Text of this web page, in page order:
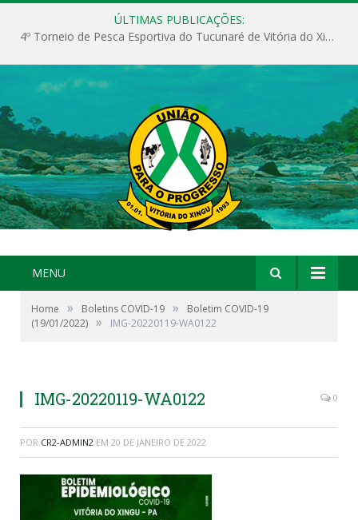
ÚLTIMAS PUBLICAÇÕES:
4º Torneio de Pesca Esportiva do Tucunaré de Vitória do Xingu
MENU
Home » Boletins COVID-19 »
Boletim COVID-19
(19/01/2022) » IMG-20220119-WA0122
IMG-20220119-WA0122 0
POR CR2-ADMIN2 EM 20 DE JANEIRO DE 2022